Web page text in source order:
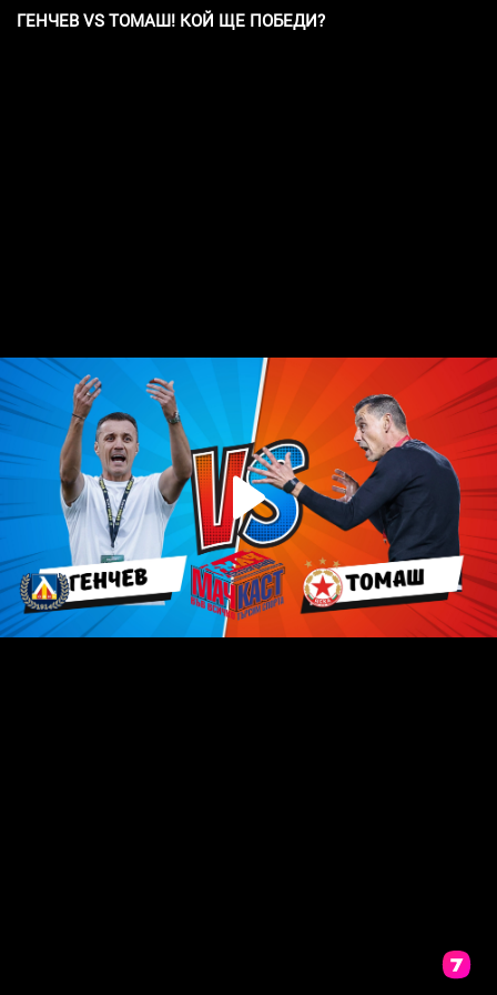
ГЕНЧЕВ VS ТОМАШ! КОЙ ЩЕ ПОБЕДИ?